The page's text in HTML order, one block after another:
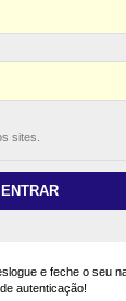
sites.
e feche o seu
autenticação!